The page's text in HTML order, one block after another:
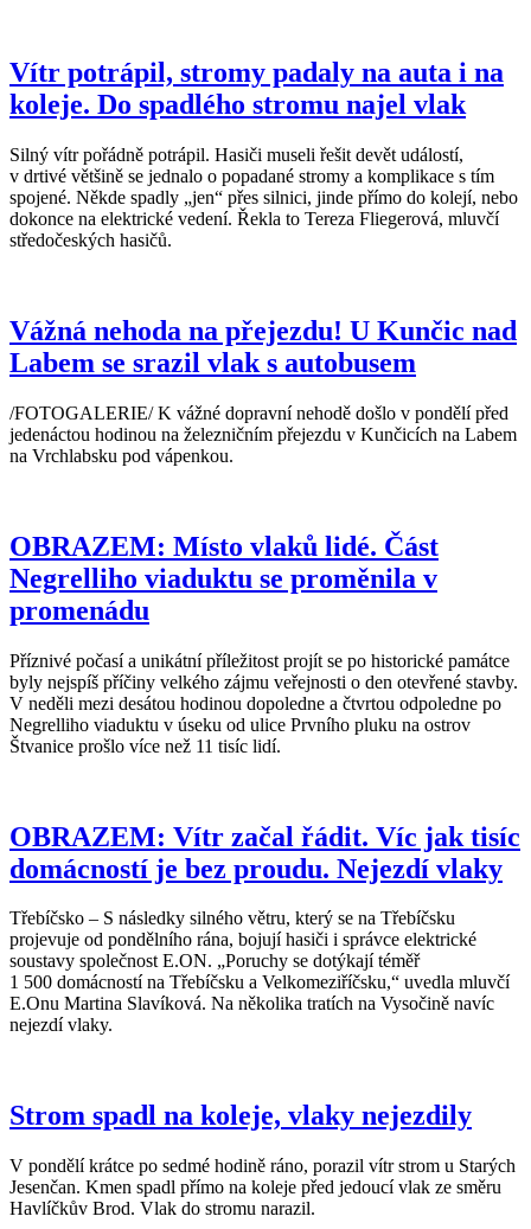
Vítr potrápil, stromy padaly na auta i na
koleje. Do spadlého stromu najel vlak
Silný vítr pořádně potrápil. Hasiči museli řešit devět událostí,
v drtivé většině se jednalo o popadané stromy a komplikace s tím
spojené. Někde spadly „jen“ přes silnici, jinde přímo do kolejí, nebo
dokonce na elektrické vedení. Řekla to Tereza Fliegerová, mluvčí
středočeských hasičů.
Vážná nehoda na přejezdu! U Kunčic nad
Labem se srazil vlak s autobusem
/FOTOGALERIE/ K vážné dopravní nehodě došlo v pondělí před
jedenáctou hodinou na železničním přejezdu v Kunčicích na Labem
na Vrchlabsku pod vápenkou.
OBRAZEM: Místo vlaků lidé. Část
Negrelliho viaduktu se proměnila v
promenádu
Příznivé počasí a unikátní příležitost projít se po historické památce
byly nejspíš příčiny velkého zájmu veřejnosti o den otevřené stavby.
V neděli mezi desátou hodinou dopoledne a čtvrtou odpoledne po
Negrelliho viaduktu v úseku od ulice Prvního pluku na ostrov
Štvanice prošlo více než 11 tisíc lidí.
OBRAZEM: Vítr začal řádit. Víc jak tisíc
domácností je bez proudu. Nejezdí vlaky
Třebíčsko – S následky silného větru, který se na Třebíčsku
projevuje od pondělního rána, bojují hasiči i správce elektrické
soustavy společnost E.ON. „Poruchy se dotýkají téměř
1 500 domácností na Třebíčsku a Velkomeziříčsku,“ uvedla mluvčí
E.Onu Martina Slavíková. Na několika tratích na Vysočině navíc
nejezdí vlaky.
Strom spadl na koleje, vlaky nejezdily
V pondělí krátce po sedmé hodině ráno, porazil vítr strom u Starých
Jesenčan. Kmen spadl přímo na koleje před jedoucí vlak ze směru
Havlíčkův Brod. Vlak do stromu narazil.